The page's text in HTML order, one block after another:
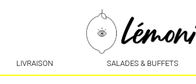
LIVRAISON SALADES & BUFFETS